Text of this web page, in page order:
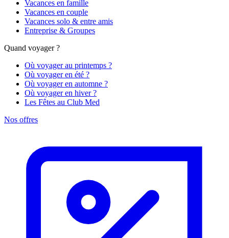
Vacances en famille
Vacances en couple
Vacances solo & entre amis
Entreprise & Groupes
Quand voyager ?
Où voyager au printemps ?
Où voyager en été ?
Où voyager en automne ?
Où voyager en hiver ?
Les Fêtes au Club Med
Nos offres